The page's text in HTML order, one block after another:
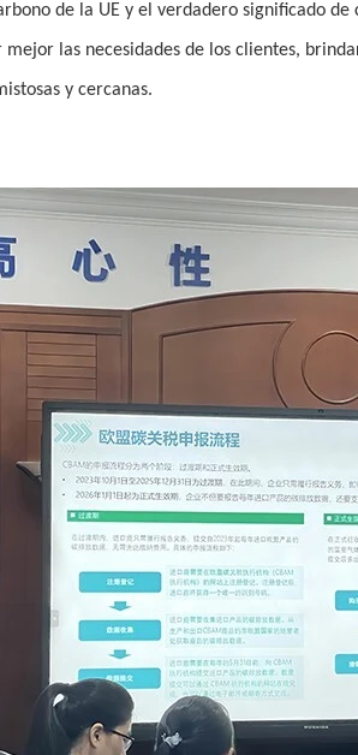
de la UE y el verdadero significado
las necesidades de los clientes,
y cercanas.